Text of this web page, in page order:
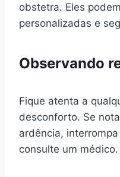
obstetra. Eles
personalizadas e
Observando
Fique atenta a
desconforto. Se
ardência,
consulte um médico.